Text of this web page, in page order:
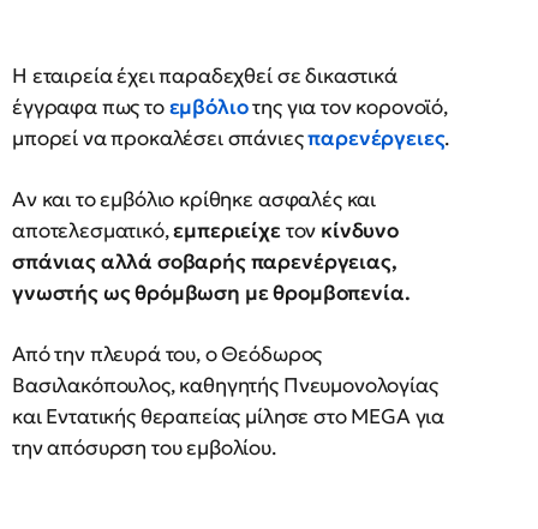
H εταιρεία έχει παραδεχθεί σε δικαστικά
έγγραφα πως τοεμβόλιοτης για τον κορονοϊό,
μπορεί να προκαλέσει σπάνιεςπαρενέργειες.
Αν και το εμβόλιο κρίθηκε ασφαλές και
αποτελεσματικό,εμπεριείχετον κίνδυνο
σπάνιας αλλά σοβαρής παρενέργειας,
γνωστής ως θρόμβωση με θρομβοπενία.
Από την πλευρά του, ο Θεόδωρος
Βασιλακόπουλος, καθηγητής Πνευμονολογίας
και Εντατικής θεραπείας μίλησε στο MEGA για
την απόσυρση του εμβολίου.